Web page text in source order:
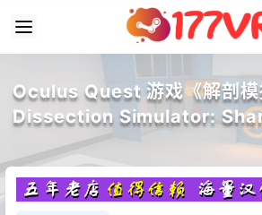
Oculus Quest 游戏《解剖模
Dissection Simulator: